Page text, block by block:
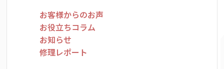
お客様からのお声
お役立ちコラム
お知らせ
修理レポート